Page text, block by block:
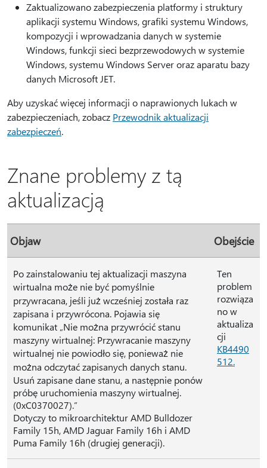
Zaktualizowano zabezpieczenia platformy i struktury
aplikacji systemu Windows, grafiki systemu Windows,
kompozycji i wprowadzania danych w systemie
Windows, funkcji sieci bezprzewodowych w systemie
Windows, systemu Windows Server oraz aparatu bazy
danych Microsoft JET.
Aby uzyskać więcej informacji o naprawionych lukach w
zabezpieczeniach, zobacz Przewodnik aktualizacji
zabezpieczeń.
Znane problemy z tą
aktualizacją
Objaw Obejście
Po zainstalowaniu tej aktualizacji maszyna
wirtualna może nie być pomyślnie
przywracana, jeśli już wcześniej została raz
zapisana i przywrócona. Pojawia się
komunikat „Nie można przywrócić stanu
maszyny wirtualnej: Przywracanie maszyny
wirtualnej nie powiodło się, ponieważ nie
można odczytać zapisanych danych stanu.
Usuń zapisane dane stanu, a następnie ponów
próbę uruchomienia maszyny wirtualnej.
(0xC0370027).”
Dotyczy to mikroarchitektur AMD Bulldozer
Family 15h, AMD Jaguar Family 16h i AMD
Puma Family 16h (drugiej generacji).
Ten
problem
rozwiąza
no w
aktualiza
cji
KB4490
512.